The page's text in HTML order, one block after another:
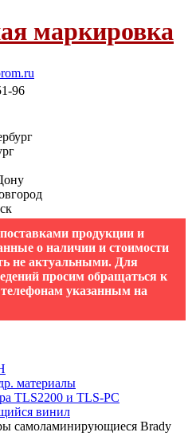
маркировка
96
продукции и
о наличии и стоимости
не актуальными. Для
просим обращаться к
указанным на
материалы
TLS2200 и TLS-PC
винил
самоламинирующиеся Brady